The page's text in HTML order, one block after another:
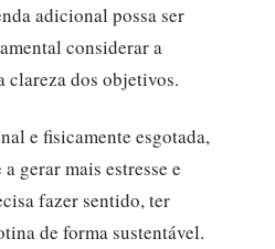
adicional possa ser
considerar a
clareza dos objetivos.
e fisicamente esgotada,
gerar mais estresse e
fazer sentido, ter
de forma sustentável.